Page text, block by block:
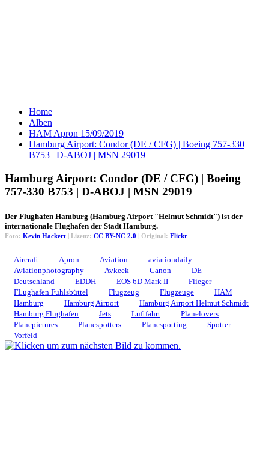
Home
Alben
HAM Apron 15/09/2019
Hamburg Airport: Condor (DE / CFG) | Boeing 757-330
B753 | D-ABOJ | MSN 29019
Hamburg Airport: Condor (DE / CFG) | Boeing
757-330 B753 | D-ABOJ | MSN 29019
Der Flughafen Hamburg (Hamburg Airport "Helmut Schmidt") ist der
internationale Flughafen der Stadt Hamburg.
Foto: Kevin Hackert | Lizenz: CC BY-NC 2.0 | Original: Flickr
Aircraft Apron Aviation
aviationdaily
Aviationphotography
Avkeek Canon
DE
Deutschland
EDDH EOS 6D Mark II
Flieger
FLughafen Fuhlsbüttel
Flugzeug Flugzeuge
HAM
Hamburg
Hamburg Airport
Hamburg Airport Helmut Schmidt
Hamburg Flughafen
Jets Luftfahrt
Planelovers
Planepictures
Planespotters Planespotting
Spotter
Vorfeld